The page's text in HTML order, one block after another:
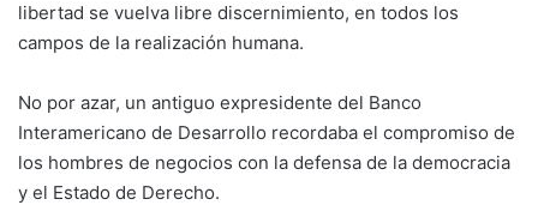
libertad se vuelva libre discernimiento, en todos los
campos de la realización humana.
No por azar, un antiguo expresidente del Banco
Interamericano de Desarrollo recordaba el compromiso de
los hombres de negocios con la defensa de la democracia
y el Estado de Derecho.